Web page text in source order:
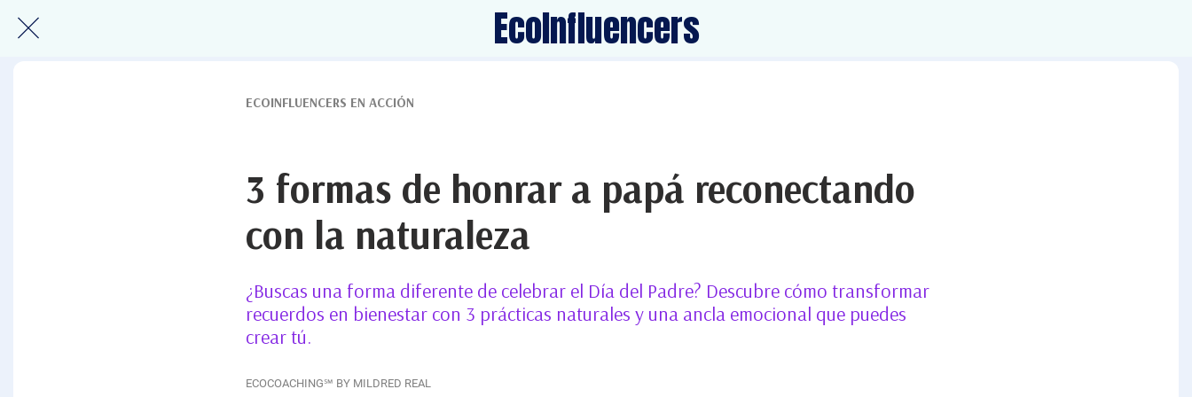
EcoInfluencers
ECOINFLUENCERS EN ACCIÓN
3 formas de honrar a papá reconectando
con la naturaleza
¿Buscas una forma diferente de celebrar el Día del Padre? Descubre cómo transformar
recuerdos en bienestar con 3 prácticas naturales y una ancla emocional que puedes
crear tú.
ECOCOACHING℠ BY MILDRED REAL